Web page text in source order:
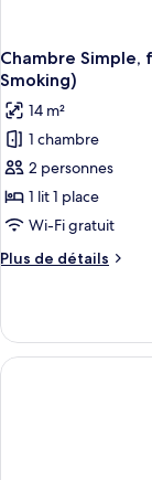
Chambre Simple,
Smoking)
14 m²
1 chambre
2 personnes
1 lit 1 place
Wi-Fi gratuit
Plus de détails
Plus
le
type
de